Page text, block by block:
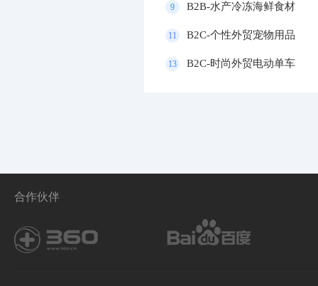
9 B2B-水产冷冻海鲜食材
11 B2C-个性外贸宠物用品
13 B2C-时尚外贸电动单车
合作伙伴